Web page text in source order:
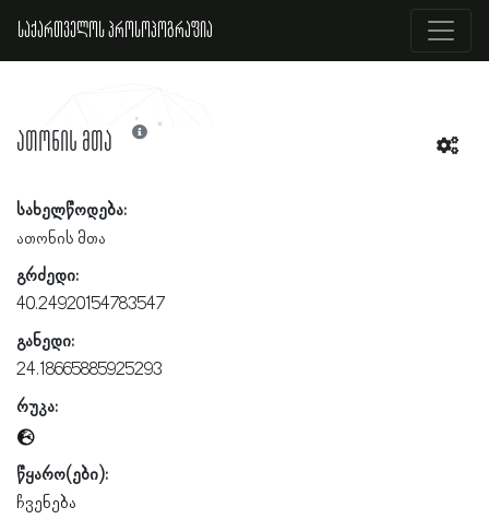
საქართველოს პროსოპოგრაფია
ათონის მთა
სახელწოდება:
ათონის მთა
გრძედი:
40.24920154783547
განედი:
24.18665885925293
რუკა:
წყარო(ები):
ჩვენება